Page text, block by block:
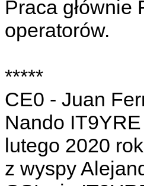
Praca głównie
operatorów.
*****
CE0 - Juan
Nando
lutego 2020
z wyspy